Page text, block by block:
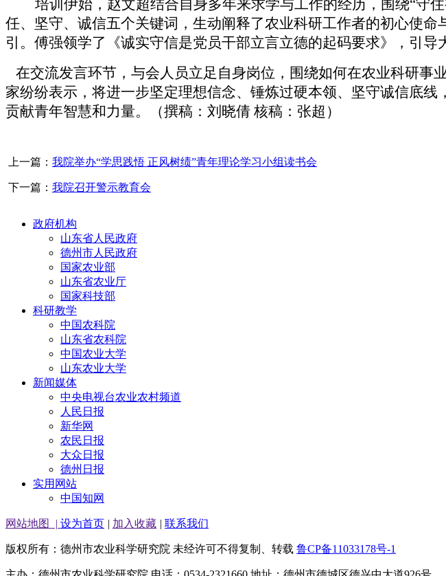
培训伊始，赵文超结合自身多年来求学与工作的经历，围绕“守
任、坚守、诚信五个关键词，生动阐释了农业科研工作者的初心使
引。傅强领学了《诚实守信是党员干部立言立德的起码要求》，引导
在交流发言环节，与会人员立足自身岗位，围绕如何在农业科研事
家纷纷表示，将进一步坚定理想信念、锤炼过硬本领、坚守诚信底
贡献青年智慧和力量。（撰稿：刘晓倩 核稿：张超）
上一篇： 我院举办“学思践悟 正风树绩”青年理论学习小组读书会
下一篇： 我院召开警示教育会
政府机构
山东省人民政府
德州市人民政府
国家农业部
山东省农业厅
国家科技部
科研教学
中国农科院
山东省农科院
中国农业大学
山东农业大学
新闻媒体
中央电视台农业农村频道
人民日报
新华网
农民日报
大众日报
德州日报
实用网站
中国知网
网站地图 | 设为首页 | 加入收藏 | 联系我们
版权所有：德州市农业科学研究院 未经许可不得复制、转载 鲁CP备11033178号-1